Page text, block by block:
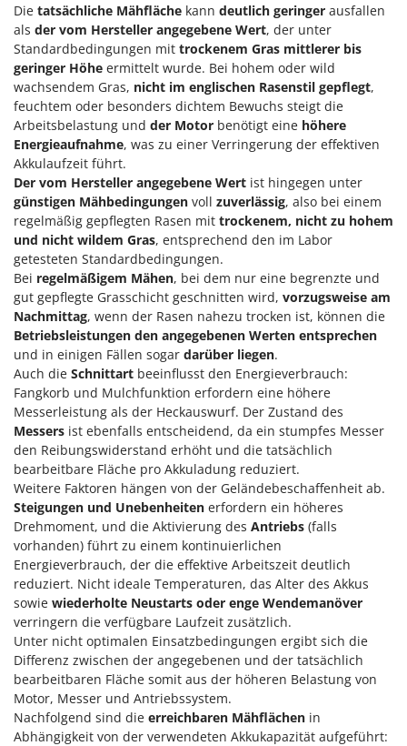
Wortex
Worx
Y Yard Force
Z
Zanon
Zephir
ZGrills
Zodiac
Zomax
Die tatsächliche Mähfläche kann deutlich geringer ausfallen
als der vom Hersteller angegebene Wert, der unter
Standardbedingungen mit trockenem Gras mittlerer bis
geringer Höhe ermittelt wurde. Bei hohem oder wild
wachsendem Gras, nicht im englischen Rasenstil gepflegt,
feuchtem oder besonders dichtem Bewuchs steigt die
Arbeitsbelastung und der Motor benötigt eine höhere
Energieaufnahme, was zu einer Verringerung der effektiven
Akkulaufzeit führt.
Der vom Hersteller angegebene Wert ist hingegen unter
günstigen Mähbedingungen voll zuverlässig, also bei einem
regelmäßig gepflegten Rasen mit trockenem, nicht zu hohem
und nicht wildem Gras, entsprechend den im Labor
getesteten Standardbedingungen.
Bei regelmäßigem Mähen, bei dem nur eine begrenzte und
gut gepflegte Grasschicht geschnitten wird, vorzugsweise am
Nachmittag, wenn der Rasen nahezu trocken ist, können die
Betriebsleistungen den angegebenen Werten entsprechen
und in einigen Fällen sogar darüber liegen.
Auch die Schnittart beeinflusst den Energieverbrauch:
Fangkorb und Mulchfunktion erfordern eine höhere
Messerleistung als der Heckauswurf. Der Zustand des
Messers ist ebenfalls entscheidend, da ein stumpfes Messer
den Reibungswiderstand erhöht und die tatsächlich
bearbeitbare Fläche pro Akkuladung reduziert.
Weitere Faktoren hängen von der Geländebeschaffenheit ab.
Steigungen und Unebenheiten erfordern ein höheres
Drehmoment, und die Aktivierung des Antriebs (falls
vorhanden) führt zu einem kontinuierlichen
Energieverbrauch, der die effektive Arbeitszeit deutlich
reduziert. Nicht ideale Temperaturen, das Alter des Akkus
sowie wiederholte Neustarts oder enge Wendemanöver
verringern die verfügbare Laufzeit zusätzlich.
Unter nicht optimalen Einsatzbedingungen ergibt sich die
Differenz zwischen der angegebenen und der tatsächlich
bearbeitbaren Fläche somit aus der höheren Belastung von
Motor, Messer und Antriebssystem.
Nachfolgend sind die erreichbaren Mähflächen in
Abhängigkeit von der verwendeten Akkukapazität aufgeführt: